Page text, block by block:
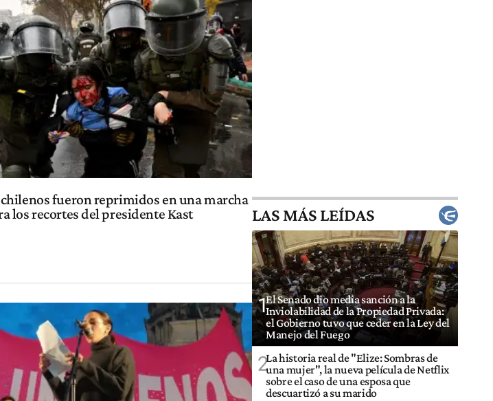
fueron reprimidos en una marcha
los recortes del presidente Kast
LAS MÁS LEÍDAS
1El Senado dio media sanción a la
Inviolabilidad de la Propiedad Privada:
el Gobierno tuvo que ceder en la Ley del
Manejo del Fuego
2La historia real de "Elize: Sombras de
una mujer", la nueva película de Netflix
sobre el caso de una esposa que
descuartizó a su marido